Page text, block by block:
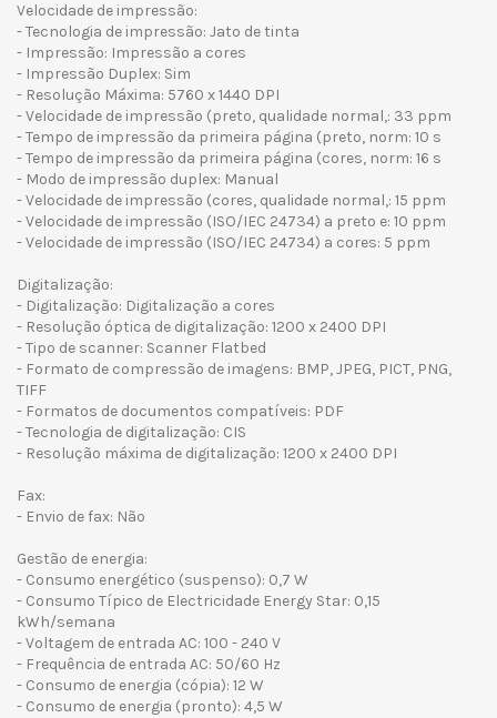
Velocidade de impressão:
- Tecnologia de impressão: Jato de tinta
- Impressão: Impressão a cores
- Impressão Duplex: Sim
- Resolução Máxima: 5760 x 1440 DPI
- Velocidade de impressão (preto, qualidade normal,: 33 ppm
- Tempo de impressão da primeira página (preto, norm: 10 s
- Tempo de impressão da primeira página (cores, norm: 16 s
- Modo de impressão duplex: Manual
- Velocidade de impressão (cores, qualidade normal,: 15 ppm
- Velocidade de impressão (ISO/IEC 24734) a preto e: 10 ppm
- Velocidade de impressão (ISO/IEC 24734) a cores: 5 ppm
Digitalização:
- Digitalização: Digitalização a cores
- Resolução óptica de digitalização: 1200 x 2400 DPI
- Tipo de scanner: Scanner Flatbed
- Formato de compressão de imagens: BMP, JPEG, PICT, PNG,
TIFF
- Formatos de documentos compatíveis: PDF
- Tecnologia de digitalização: CIS
- Resolução máxima de digitalização: 1200 x 2400 DPI
Fax:
- Envio de fax: Não
Gestão de energia:
- Consumo energético (suspenso): 0,7 W
- Consumo Típico de Electricidade Energy Star: 0,15
kWh/semana
- Voltagem de entrada AC: 100 - 240 V
- Frequência de entrada AC: 50/60 Hz
- Consumo de energia (cópia): 12 W
- Consumo de energia (pronto): 4,5 W